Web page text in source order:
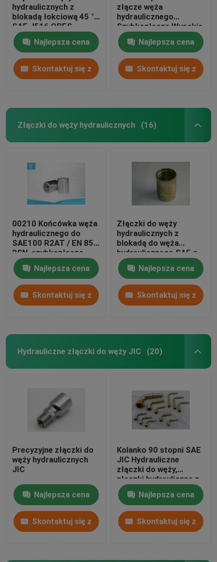
hydraulicznych z
blokadą łokciową 45 °
SAE J516 ORFS
żeńskie płaskie
gniazdoNajlepsza cena
Skontaktuj się z
złącze węża
hydraulicznego
Szybkozłącze Wysokie
ciśnienie robocze
Najlepsza cena
Skontaktuj się z
Złączki do węży hydraulicznych (16)
00210 Końcówka węża
hydraulicznego do
SAE100 R2AT / EN 853
2SN, szybkozłącza
hydrauliczna
Najlepsza cena
Skontaktuj się z
Złączki do węży
hydraulicznych z
blokadą do węża
hydraulicznego SAE o
rozmiarze 1.1/2 Non
Skive Najlepsza cena
Skontaktuj się z
Hydrauliczne złączki do węży JIC (20)
Precyzyjne złączki do
węży hydraulicznych
JIC
Najlepsza cena
Skontaktuj się z
Kolanko 90 stopni SAE
JIC Hydrauliczne
złączki do węży,
złączki hydrauliczne z
gwintem wewnętrznym
Najlepsza cena
Skontaktuj się z